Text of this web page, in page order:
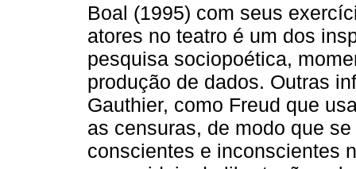
Boal (1995) com seus
atores no teatro é um dos
pesquisa sociopoética,
produção de dados. Outras
Gauthier, como Freud que
as censuras, de modo que
conscientes e inconscientes